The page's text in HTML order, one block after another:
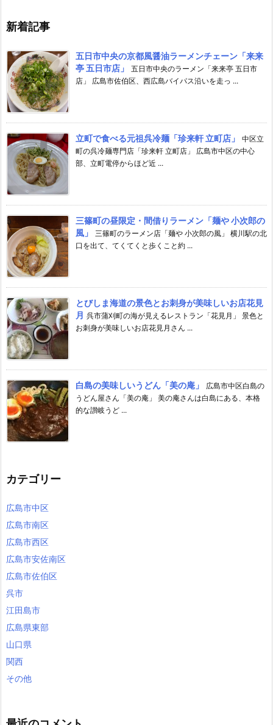
新着記事
五日市中央の京都風醤油ラーメンチェーン「来来
亭 五日市店」
五日市中央のラーメン「来来亭 五日市
店」 広島市佐伯区、西広島バイパス沿いを走っ ...
立町で食べる元祖呉冷麺「珍来軒 立町店」
中区立
町の呉冷麺専門店「珍来軒 立町店」 広島市中区の中心
部、立町電停からほど近 ...
三篠町の昼限定・間借りラーメン「麺や 小次郎の
風」
三篠町のラーメン店「麺や 小次郎の風」 横川駅の北
口を出て、てくてくと歩くこと約 ...
とびしま海道の景色とお刺身が美味しいお店花見
月 呉市蒲刈町の海が見えるレストラン「花見月」 景色と
お刺身が美味しいお店花見月さん ...
白島の美味しいうどん「美の庵」
広島市中区白島の
うどん屋さん「美の庵」 美の庵さんは白島にある、本格
的な讃岐うど ...
カテゴリー
広島市中区
広島市南区
広島市西区
広島市安佐南区
広島市佐伯区
呉市
江田島市
広島県東部
山口県
関西
その他